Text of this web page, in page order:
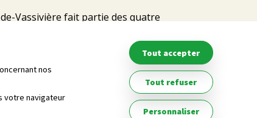
Vassivière fait partie des quatre
une expérimentation pour diversifier
le massif granitique du plateau de
nos
votre navigateur
Tout accepter
Tout refuser
Personnaliser